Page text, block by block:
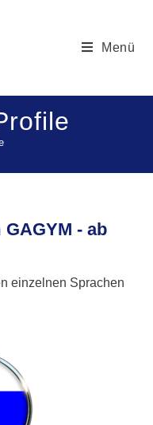
Menü
- ab
einzelnen Sprachen